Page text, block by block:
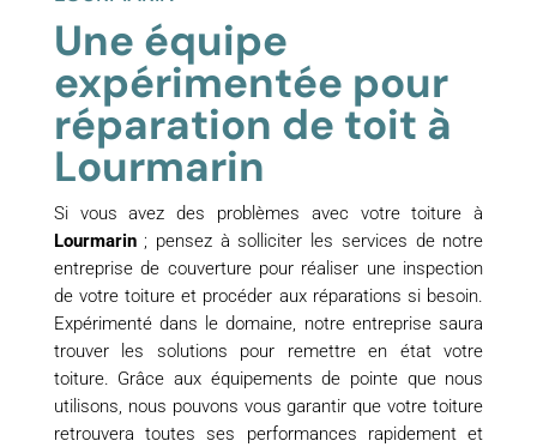
Une équipe
expérimentée pour
réparation de toit à
Lourmarin
Si vous avez des problèmes avec votre toiture à
Lourmarin; pensez à solliciter les services de notre
entreprise de couverture pour réaliser une inspection
de votre toiture et procéder aux réparations si besoin.
Expérimenté dans le domaine, notre entreprise saura
trouver les solutions pour remettre en état votre
toiture. Grâce aux équipements de pointe que nous
utilisons, nous pouvons vous garantir que votre toiture
retrouvera toutes ses performances rapidement et